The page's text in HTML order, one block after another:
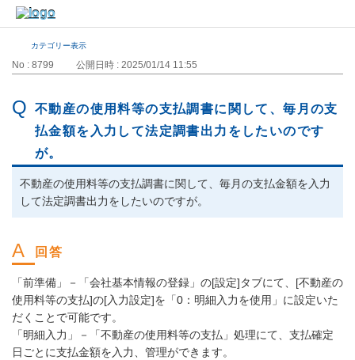
カテゴリー表示
No : 8799 公開日時 : 2025/01/14 11:55
不動産の使用料等の支払調書に関して、毎月の支
払金額を入力して法定調書出力をしたいのです
が。
不動産の使用料等の支払調書に関して、毎月の支払金額を入力
して法定調書出力をしたいのですが。
「前準備」－「会社基本情報の登録」の[設定]タブにて、[不動産の
使用料等の支払]の[入力設定]を「0：明細入力を使用」に設定いた
だくことで可能です。
「明細入力」－「不動産の使用料等の支払」処理にて、支払確定
日ごとに支払金額を入力、管理ができます。